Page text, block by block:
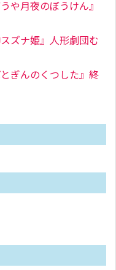
や月夜のぼうけん』
ズナ姫』人形劇団む
ぎんのくつした』終